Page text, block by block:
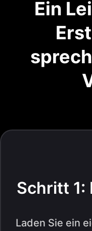
Ein
Schritt 1:
Laden Sie ein